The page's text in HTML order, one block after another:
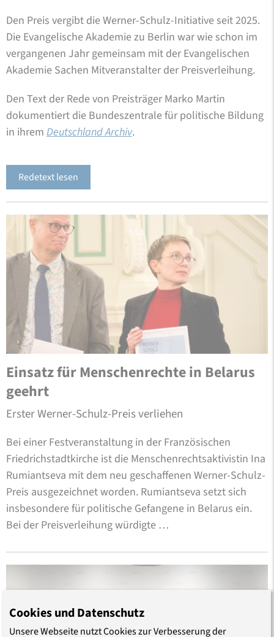
Den Preis vergibt die Werner-Schulz-Initiative seit 2025.
Die Evangelische Akademie zu Berlin war wie schon im
vergangenen Jahr gemeinsam mit der Evangelischen
Akademie Sachen Mitveranstalter der Preisverleihung.
Den Text der Rede von Preisträger Marko Martin
dokumentiert die Bundeszentrale für politische Bildung
in ihrem Deutschland Archiv.
Redetext lesen
Einsatz für Menschenrechte in Belarus
geehrt
Erster Werner-Schulz-Preis verliehen
Bei einer Festveranstaltung in der Französischen
Friedrichstadtkirche ist die Menschenrechtsaktivistin Ina
Rumiantseva mit dem neu geschaffenen Werner-Schulz-
Preis ausgezeichnet worden. Rumiantseva setzt sich
insbesondere für politische Gefangene in Belarus ein.
Bei der Preisverleihung würdigte …
Cookies und Datenschutz
Unsere Webseite nutzt Cookies zur Verbesserung der